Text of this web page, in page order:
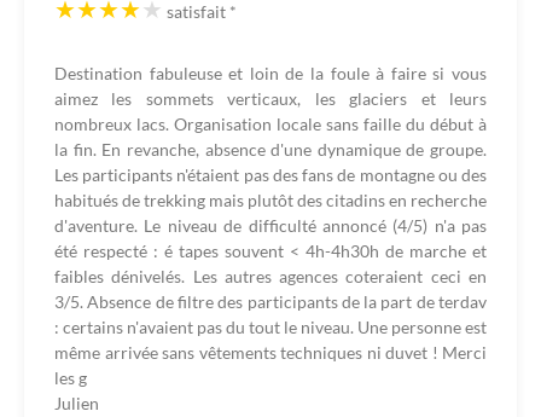
satisfait *
Destination fabuleuse et loin de la foule à faire si vous
aimez les sommets verticaux, les glaciers et leurs
nombreux lacs. Organisation locale sans faille du début à
la fin. En revanche, absence d'une dynamique de groupe.
Les participants n'étaient pas des fans de montagne ou des
habitués de trekking mais plutôt des citadins en recherche
d'aventure. Le niveau de difficulté annoncé (4/5) n'a pas
été respecté : é tapes souvent < 4h-4h30h de marche et
faibles dénivelés. Les autres agences coteraient ceci en
3/5. Absence de filtre des participants de la part de terdav
: certains n'avaient pas du tout le niveau. Une personne est
même arrivée sans vêtements techniques ni duvet ! Merci
les g
Julien